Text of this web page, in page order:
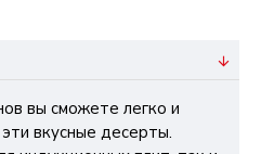
вы сможете легко и
вкусные десерты.